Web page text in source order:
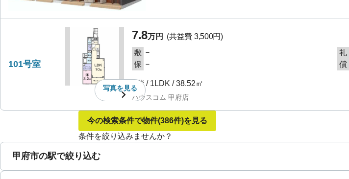
101号室
写真を見る
7.8万円 (共益費 3,500円)
敷 － 礼
保 － 償
1階/ 1LDK /38.52㎡
ハウスコム 甲府店
今の検索条件で物件(386件)を見る
条件を絞り込みませんか？
甲府市の駅で絞り込む